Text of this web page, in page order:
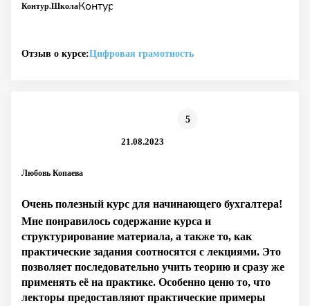
Контур.Школа
Отзыв о курсе:Цифровая грамотность
Любовь Копаева
5
21.08.2023
Очень полезный курс для начинающего бухгалтера!
Мне понравилось содержание курса и
структурирование материала, а также то, как
практические задания соотносятся с лекциями. Это
позволяет последовательно учить теорию и сразу же
применять её на практике. Особенно ценю то, что
лекторы предоставляют практические примеры